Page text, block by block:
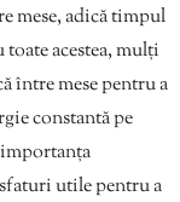
mese, adică timpul
acestea, mulți
între mese pentru a
constantă pe
utile pentru a